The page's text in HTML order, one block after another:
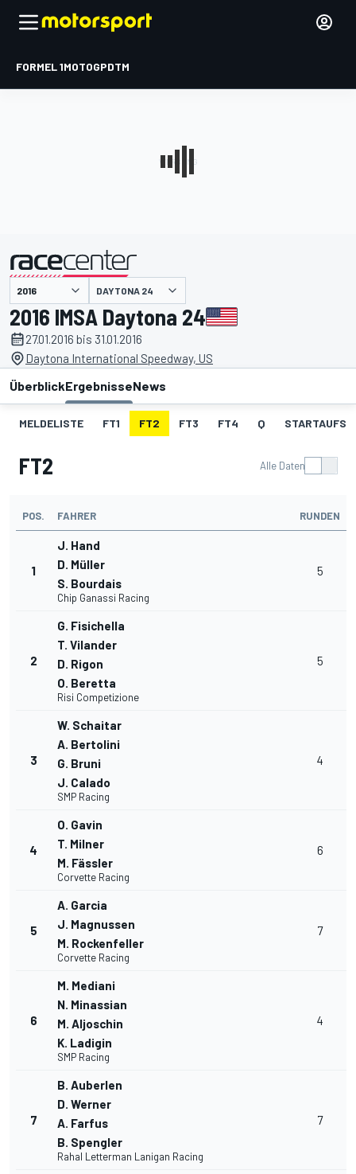
FORMEL 1MOTOGPDTM
DAYTONA 24
2016 IMSA Daytona 24
27.01.2016 bis 31.01.2016
Daytona International Speedway, US
ÜberblickErgebnisseNews
MELDELISTE FT1 FT2 FT3 FT4 Q
FT2 Alle Daten
POS. FAHRER RUNDEN
1
J. Hand
D. Müller
S. Bourdais
Chip Ganassi Racing
5
2
G. Fisichella
T. Vilander
D. Rigon
O. Beretta
Risi Competizione
5
3
W. Schaitar
A. Bertolini
G. Bruni
J. Calado
SMP Racing
4
4
O. Gavin
T. Milner
M. Fässler
Corvette Racing
6
5
A. Garcia
J. Magnussen
M. Rockenfeller
Corvette Racing
7
6
M. Mediani
N. Minassian
M. Aljoschin
K. Ladigin
SMP Racing
4
7
B. Auberlen
D. Werner
A. Farfus
B. Spengler
Rahal Letterman Lanigan Racing
7